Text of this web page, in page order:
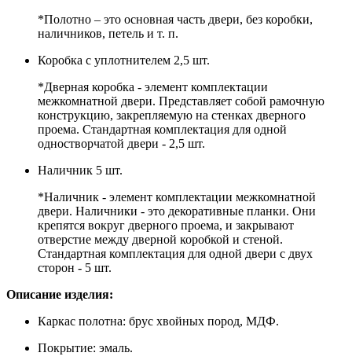
*Полотно – это основная часть двери, без коробки,
наличников, петель и т. п.
Коробка с уплотнителем 2,5 шт.
*Дверная коробка - элемент комплектации
межкомнатной двери. Представляет собой рамочную
конструкцию, закрепляемую на стенках дверного
проема. Стандартная комплектация для одной
одностворчатой двери - 2,5 шт.
Наличник 5 шт.
*Наличник - элемент комплектации межкомнатной
двери. Наличники - это декоративные планки. Они
крепятся вокруг дверного проема, и закрывают
отверстие между дверной коробкой и стеной.
Стандартная комплектация для одной двери с двух
сторон - 5 шт.
Описание изделия:
Каркас полотна: брус хвойных пород, МДФ.
Покрытие: эмаль.